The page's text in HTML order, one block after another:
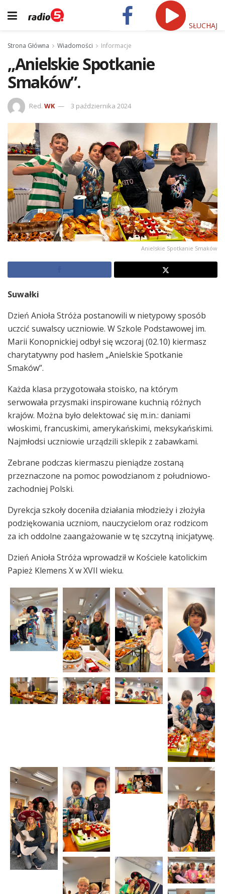
SŁUCHAJ
Strona Główna Wiadomości Informacje
„Anielskie Spotkanie
Smaków”.
Red. WK 3 października 2024
Anielskie Spotkanie Smaków
Suwałki
Dzień Anioła Stróża postanowili w nietypowy sposób
uczcić suwalscy uczniowie. W Szkole Podstawowej im.
Marii Konopnickiej odbył się wczoraj (02.10) kiermasz
charytatywny pod hasłem „Anielskie Spotkanie
Smaków”.
Każda klasa przygotowała stoisko, na którym
serwowała przysmaki inspirowane kuchnią różnych
krajów. Można było delektować się m.in.: daniami
włoskimi, francuskimi, amerykańskimi, meksykańskimi.
Najmłodsi uczniowie urządzili sklepik z zabawkami.
Zebrane podczas kiermaszu pieniądze zostaną
przeznaczone na pomoc powodzianom z południowo-
zachodniej Polski.
Dyrekcja szkoły doceniła działania młodzieży i złożyła
podziękowania uczniom, nauczycielom oraz rodzicom
za ich oddolne zaangażowanie w tę szczytną inicjatywę.
Dzień Anioła Stróża wprowadził w Kościele katolickim
Papież Klemens X w XVII wieku.